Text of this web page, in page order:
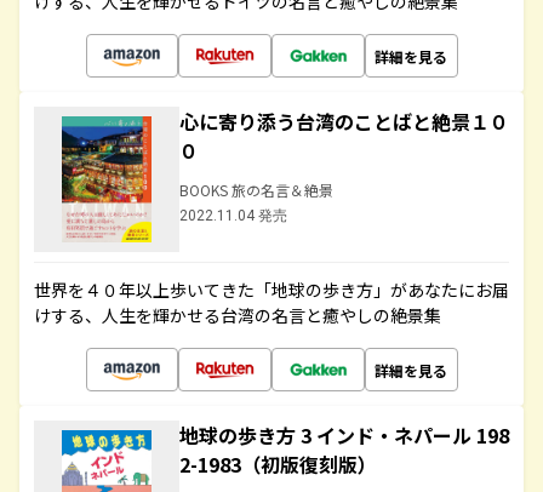
詳細を見る
心に寄り添う台湾のことばと絶景１０
０
BOOKS 旅の名言＆絶景
2022.11.04 発売
世界を４０年以上歩いてきた「地球の歩き方」があなたにお届
けする、人生を輝かせる台湾の名言と癒やしの絶景集
詳細を見る
地球の歩き方 3 インド・ネパール 198
2-1983（初版復刻版）